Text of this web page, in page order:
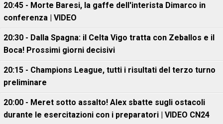
20:45 - Morte Baresi, la gaffe dell'interista Dimarco in
conferenza | VIDEO
20:30 - Dalla Spagna: il Celta Vigo tratta con Zeballos e il
Boca! Prossimi giorni decisivi
20:15 - Champions League, tutti i risultati del terzo turno
preliminare
20:00 - Meret sotto assalto! Alex sbatte sugli ostacoli
durante le esercitazioni con i preparatori | VIDEO CN24